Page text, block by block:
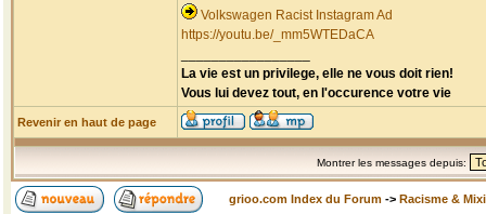
Volkswagen Racist Instagram Ad
https://youtu.be/_mm5WTEDaCA
La vie est un privilege, elle ne vous doit rien!
Vous lui devez tout, en l'occurence votre vie
Revenir en haut de page
Montrer les messages depuis:
grioo.com Index du Forum -> Racisme &